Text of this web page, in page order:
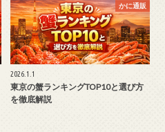
かに通販
2026.1.1
東京の蟹ランキングTOP10と選び方
を徹底解説